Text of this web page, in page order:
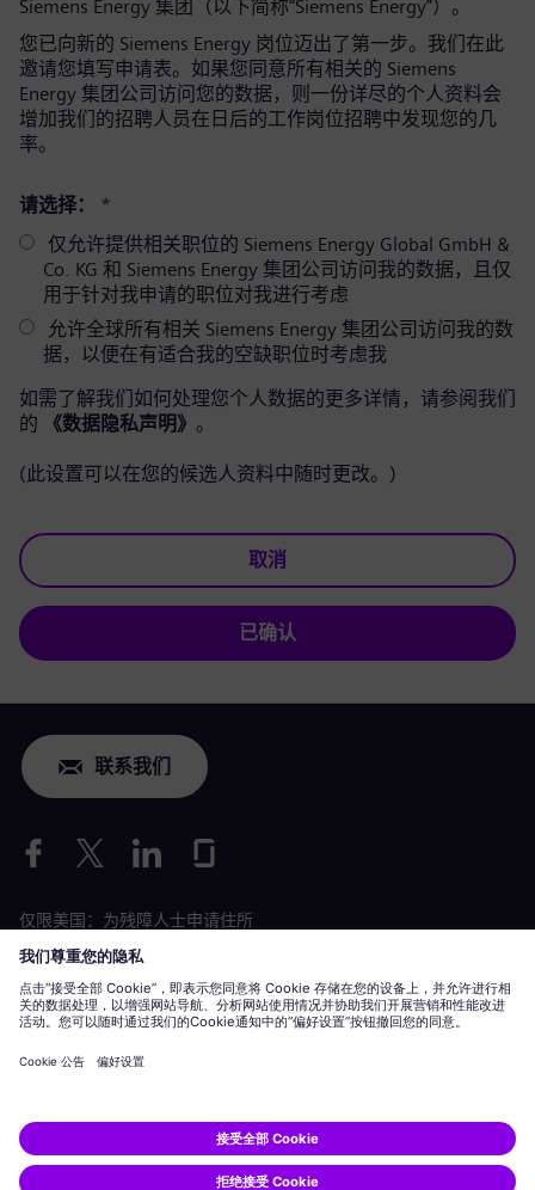
Siemens Energy 集团（以下简称“Siemens Energy”）。
您已向新的 Siemens Energy 岗位迈出了第一步。我们在此
邀请您填写申请表。如果您同意所有相关的 Siemens
Energy 集团公司访问您的数据，则一份详尽的个人资料会
增加我们的招聘人员在日后的工作岗位招聘中发现您的几
率。
请选择：
*
仅允许提供相关职位的 Siemens Energy Global GmbH &
Co. KG 和 Siemens Energy 集团公司访问我的数据，且仅
用于针对我申请的职位对我进行考虑
允许全球所有相关 Siemens Energy 集团公司访问我的数
据，以便在有适合我的空缺职位时考虑我
如需了解我们如何处理您个人数据的更多详情，请参阅我们
的
《数据隐私声明》 。
(此设置可以在您的候选人资料中随时更改。)
取消
已确认
联系我们
仅限美国：为残障人士申请住所
劳工情况申请
Siemens Energy 是由 Siemens AG 授权的商标。